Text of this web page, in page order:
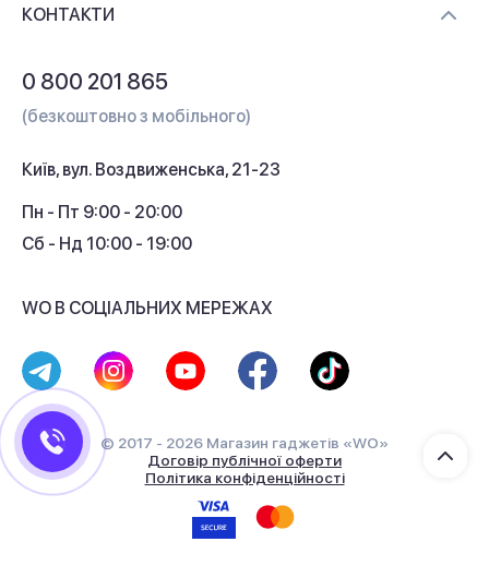
Контакти
Кешбек
КОНТАКТИ
0 800 201 865
(безкоштовно з мобільного)
Київ, вул. Воздвиженська, 21-23
Пн - Пт 9:00 - 20:00
Сб - Нд 10:00 - 19:00
WO В СОЦІАЛЬНИХ МЕРЕЖАХ
© 2017 - 2026 Магазин гаджетів «WO»
Договір публічної оферти
Політика конфіденційності